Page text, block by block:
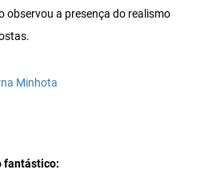
observou a presença do realismo
Minhota
fantástico: